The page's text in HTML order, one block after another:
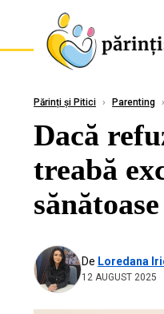
Părinți și Pitici › Parenting ›
Dacă
treabă
sănătoase
De Loredana
12 AUGUST 2025